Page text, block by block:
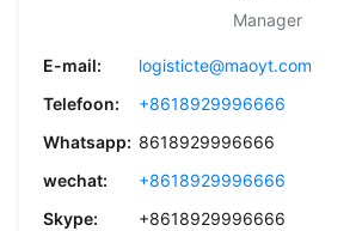
Manager
E-mail:
logisticte@maoyt.com
Telefoon:
+8618929996666
Whatsapp: 8618929996666
wechat:
+8618929996666
Skype:
+8618929996666